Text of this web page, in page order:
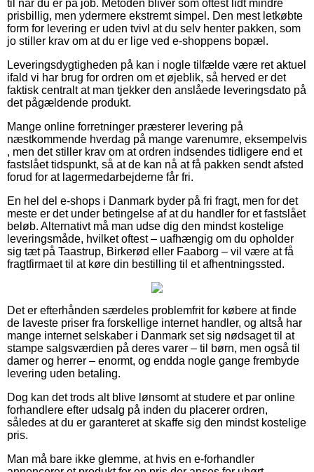
til når du er på job. Metoden bliver som oftest lidt mindre
prisbillig, men ydermere ekstremt simpel. Den mest letkøbte
form for levering er uden tvivl at du selv henter pakken, som
jo stiller krav om at du er lige ved e-shoppens bopæl.
Leveringsdygtigheden på kan i nogle tilfælde være ret aktuel
ifald vi har brug for ordren om et øjeblik, så herved er det
faktisk centralt at man tjekker den anslåede leveringsdato på
det pågældende produkt.
Mange online forretninger præsterer levering på
næstkommende hverdag på mange varenumre, eksempelvis
, men det stiller krav om at ordren indsendes tidligere end et
fastslået tidspunkt, så at de kan nå at få pakken sendt afsted
forud for at lagermedarbejderne får fri.
En hel del e-shops i Danmark byder på fri fragt, men for det
meste er det under betingelse af at du handler for et fastslået
beløb. Alternativt må man udse dig den mindst kostelige
leveringsmåde, hvilket oftest – uafhængig om du opholder
sig tæt på Taastrup, Birkerød eller Faaborg – vil være at få
fragtfirmaet til at køre din bestilling til et afhentningssted.
Det er efterhånden særdeles problemfrit for købere at finde
de laveste priser fra forskellige internet handler, og altså har
mange internet selskaber i Danmark set sig nødsaget til at
stampe salgsværdien på deres varer – til børn, men også til
damer og herrer – enormt, og endda nogle gange frembyde
levering uden betaling.
Dog kan det trods alt blive lønsomt at studere et par online
forhandlere efter udsalg på inden du placerer ordren,
således at du er garanteret at skaffe sig den mindst kostelige
pris.
Man må bare ikke glemme, at hvis en e-forhandler